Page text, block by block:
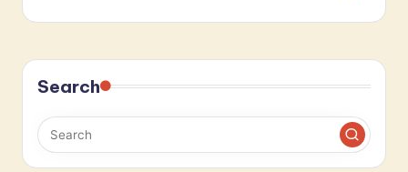
Search